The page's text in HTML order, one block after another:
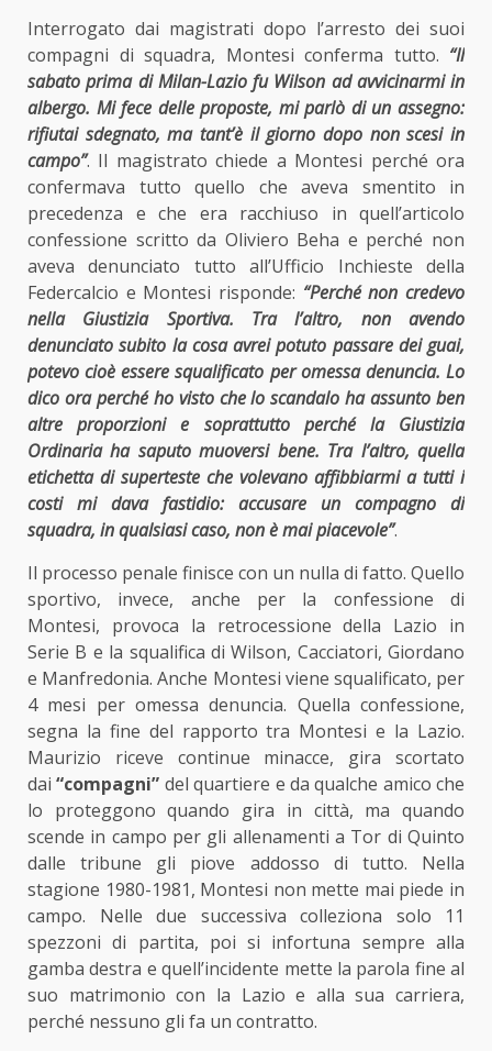
Interrogato dai magistrati dopo l’arresto dei suoi
compagni di squadra, Montesi conferma tutto. “Il
sabato prima di Milan-Lazio fu Wilson ad avvicinarmi in
albergo. Mi fece delle proposte, mi parlò di un assegno:
rifiutai sdegnato, ma tant’è il giorno dopo non scesi in
campo”. Il magistrato chiede a Montesi perché ora
confermava tutto quello che aveva smentito in
precedenza e che era racchiuso in quell’articolo
confessione scritto da Oliviero Beha e perché non
aveva denunciato tutto all’Ufficio Inchieste della
Federcalcio e Montesi risponde: “Perché non credevo
nella Giustizia Sportiva. Tra l’altro, non avendo
denunciato subito la cosa avrei potuto passare dei guai,
potevo cioè essere squalificato per omessa denuncia. Lo
dico ora perché ho visto che lo scandalo ha assunto ben
altre proporzioni e soprattutto perché la Giustizia
Ordinaria ha saputo muoversi bene. Tra l’altro, quella
etichetta di superteste che volevano affibbiarmi a tutti i
costi mi dava fastidio: accusare un compagno di
squadra, in qualsiasi caso, non è mai piacevole”.
Il processo penale finisce con un nulla di fatto. Quello
sportivo, invece, anche per la confessione di
Montesi, provoca la retrocessione della Lazio in
Serie B e la squalifica di Wilson, Cacciatori, Giordano
e Manfredonia. Anche Montesi viene squalificato, per
4 mesi per omessa denuncia. Quella confessione,
segna la fine del rapporto tra Montesi e la Lazio.
Maurizio riceve continue minacce, gira scortato
dai“compagni” del quartiere e da qualche amico che
lo proteggono quando gira in città, ma quando
scende in campo per gli allenamenti a Tor di Quinto
dalle tribune gli piove addosso di tutto. Nella
stagione 1980-1981, Montesi non mette mai piede in
campo. Nelle due successiva colleziona solo 11
spezzoni di partita, poi si infortuna sempre alla
gamba destra e quell’incidente mette la parola fine al
suo matrimonio con la Lazio e alla sua carriera,
perché nessuno gli fa un contratto.